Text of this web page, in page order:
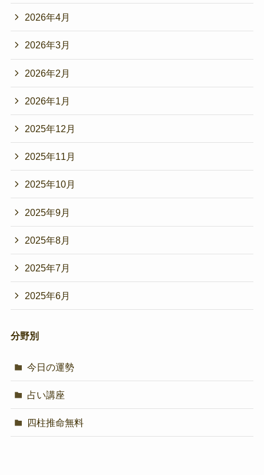
2026年4月
2026年3月
2026年2月
2026年1月
2025年12月
2025年11月
2025年10月
2025年9月
2025年8月
2025年7月
2025年6月
分野別
今日の運勢
占い講座
四柱推命無料